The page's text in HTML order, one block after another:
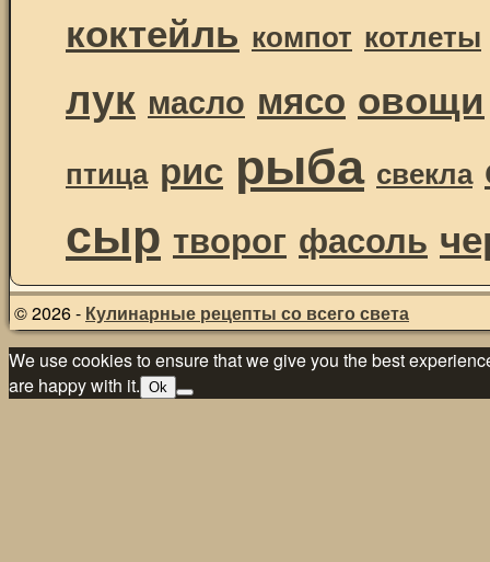
коктейль компот котлеты
лук масло мясо овощи
птица рис рыба свекла
сыр творог фасоль
© 2026 - Кулинарные рецепты со всего света
We use cookies to ensure that we give you the best
are happy with it. Ok